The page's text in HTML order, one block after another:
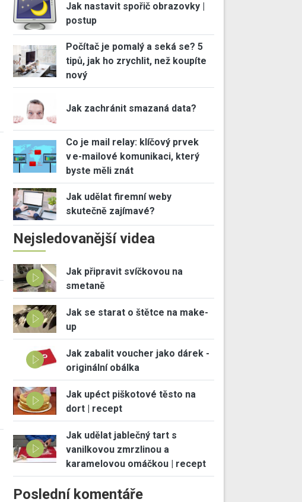
Jak nastavit spořič obrazovky |
postup
Počítač je pomalý a seká se? 5
tipů, jak ho zrychlit, než koupíte
nový
Jak zachránit smazaná data?
Co je mail relay: klíčový prvek
v e-mailové komunikaci, který
byste měli znát
Jak udělat firemní weby
skutečně zajímavé?
Nejsledovanější videa
Jak připravit svíčkovou na
smetaně
Jak se starat o štětce na make-
up
Jak zabalit voucher jako dárek -
originální obálka
Jak upéct piškotové těsto na
dort | recept
Jak udělat jablečný tart s
vanilkovou zmrzlinou a
karamelovou omáčkou | recept
Poslední komentáře